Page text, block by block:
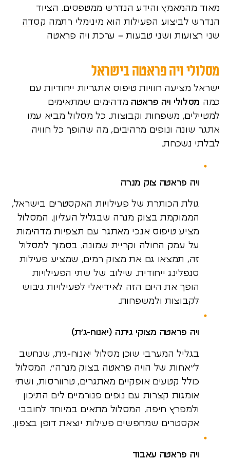
מאוד מהמאמץ והידע הנדרש ממטפסים. הציוד
הנדרש לביצוע הפעילות הוא מינימלי רתמה קסדה
שני רצועות ושני טבעות – ערכת ויה פראטה
מסלולי ויה פראטה בישראל
ישראל מציעה חוויות טיפוס אתגריות ייחודיות עם
כמה מסלולי ויה פראטה מדהימים שמתאימים
למטיילים, משפחות וקבוצות. כל מסלול מביא עמו
אתגר שונה ונופים מרהיבים, מה שהופך כל חוויה
לבלתי נשכחת.
ויה פראטה צוק מנרה
גולת הכותרת של פעילויות האקסטרים בישראל,
הממוקמת בצוק מנרה שבגליל העליון. המסלול
מציע טיפוס אנכי מאתגר עם תצפיות מדהימות
על עמק החולה וקריית שמונה. בסמוך למסלול
זה, תמצאו גם את מצוק רמים, שמציע פעילות
סנפלינג ייחודית. שילוב של שתי הפעילויות
הופך את היום הזה לאידיאלי לפעילויות גיבוש
לקבוצות ולמשפחות.
ויה פראטה מצוקי גיתה (יאנוח-ג’ת)
בגליל המערבי שוכן מסלול יאנוח-ג’ת, שנחשב
ל”אחות של הויה פראטה בצוק מנרה”. המסלול
כולל קטעים אופקיים מאתגרים, טרוורסות, ושתי
אומגות קצרות עם נופים פנורמיים לים התיכון
ולמפרץ חיפה. המסלול מתאים במיוחד לחובבי
אקסטרים שמחפשים פעילות יוצאת דופן בצפון.
ויה פראטה עאבוד